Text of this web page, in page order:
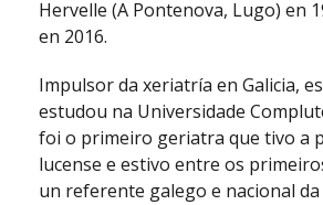
Hervelle (A Pontenova, Lugo) en
en 2016.
Impulsor da xeriatría en Galicia,
estudou na Universidade
foi o primeiro geriatra que tivo a
lucense e estivo entre os
un referente galego e nacional